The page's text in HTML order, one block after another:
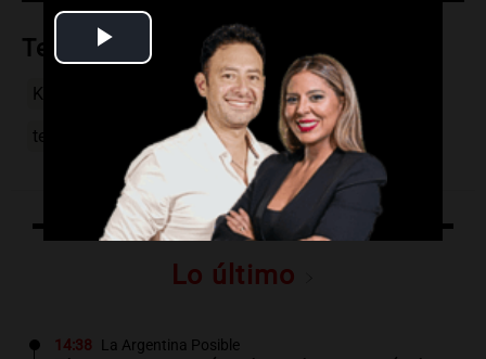
Video
Temas
Keylan Boone Instituto Liga Nacional
temporada 2025-26
Lo último
14:38 La Argentina Posible